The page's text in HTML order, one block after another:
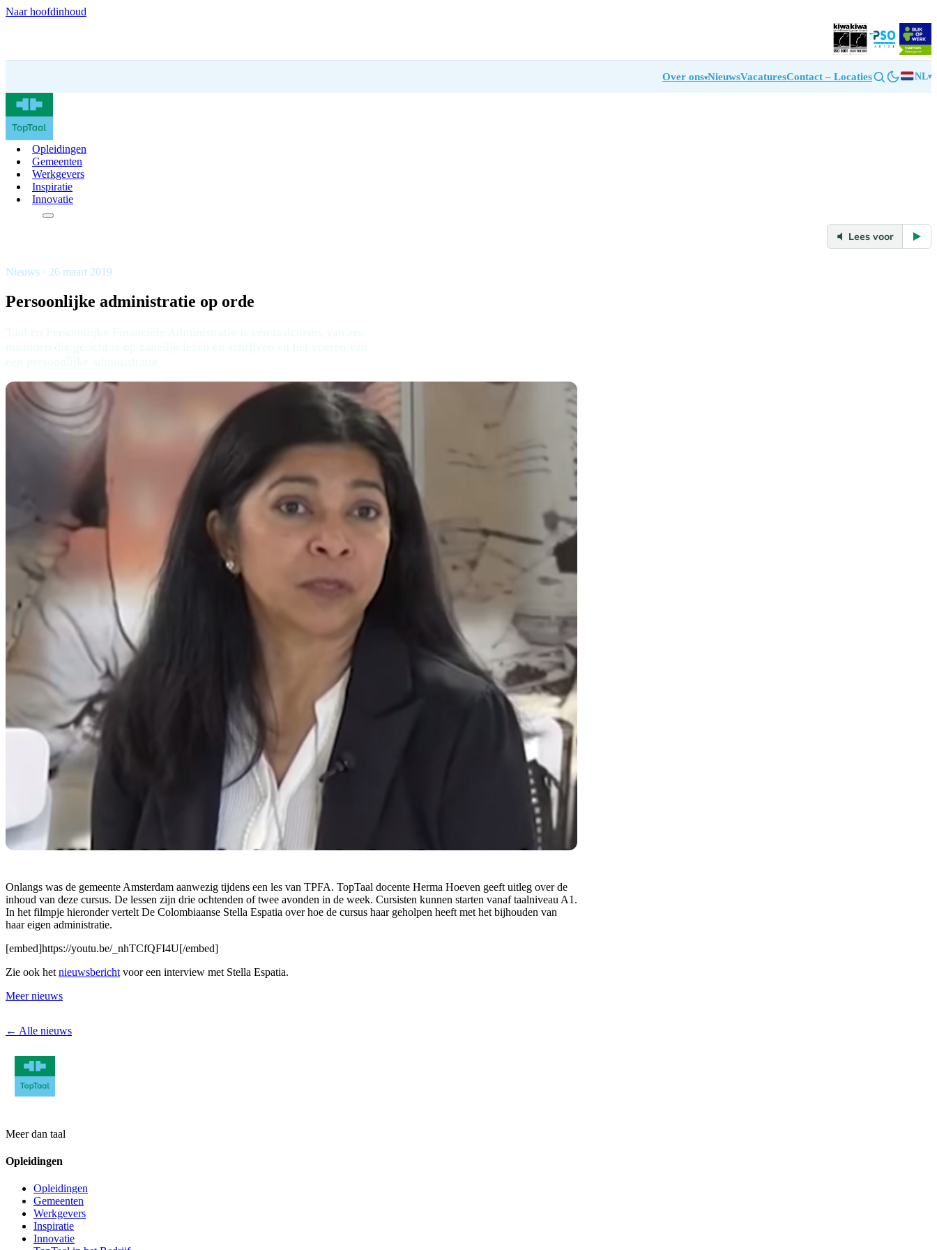
Naar hoofdinhoud
Over ons NieuwsVacaturesContact – Locaties NL▾
Opleidingen
Gemeenten
Werkgevers
Inspiratie
Innovatie
Lees voor
Nieuws · 26 maart 2019
Persoonlijke administratie op orde
Onlangs was de gemeente Amsterdam aanwezig tijdens een les van TPFA. TopTaal docente Herma Hoeven geeft uitleg over de
inhoud van deze cursus. De lessen zijn drie ochtenden of twee avonden in de week. Cursisten kunnen starten vanaf taalniveau A1.
In het filmpje hieronder vertelt De Colombiaanse Stella Espatia over hoe de cursus haar geholpen heeft met het bijhouden van
haar eigen administratie.
[embed]https://youtu.be/_nhTCfQFI4U[/embed]
Zie ook het nieuwsbericht voor een interview met Stella Espatia.
Meer nieuws
← Alle nieuws
Meer dan taal
Opleidingen
Opleidingen
Gemeenten
Werkgevers
Inspiratie
Innovatie